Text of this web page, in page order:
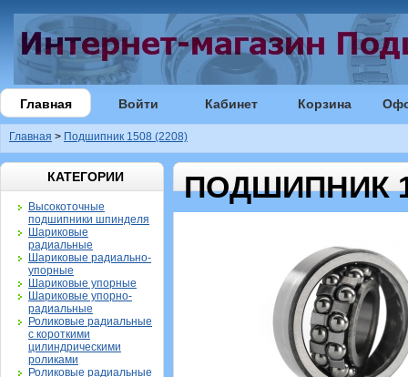
Главная Войти Кабинет Корзина
Главная > Подшипник 1508 (2208)
КАТЕГОРИИ
Высокоточные
подшипники шпинделя
Шариковые
радиальные
Шариковые радиально-
упорные
Шариковые упорные
Шариковые упорно-
радиальные
Роликовые радиальные
с короткими
цилиндрическими
роликами
Роликовые радиальные
ПОДШИПНИК